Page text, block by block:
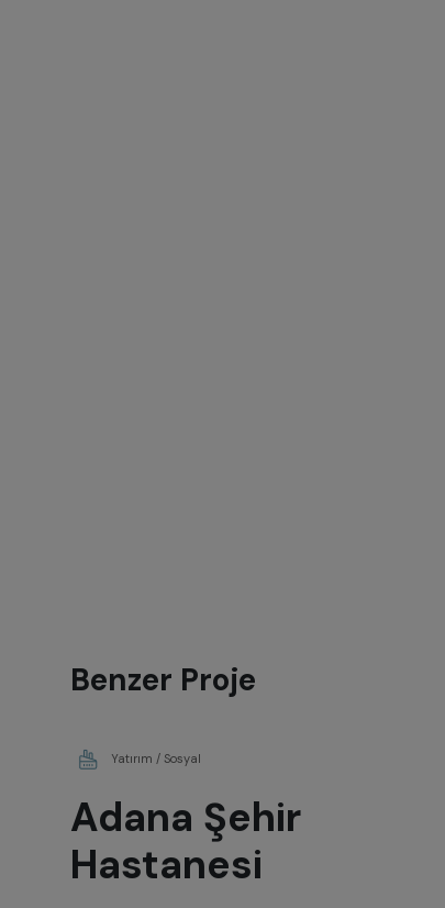
Benzer Proje
Yatırım / Sosyal
Adana Şehir
Hastanesi